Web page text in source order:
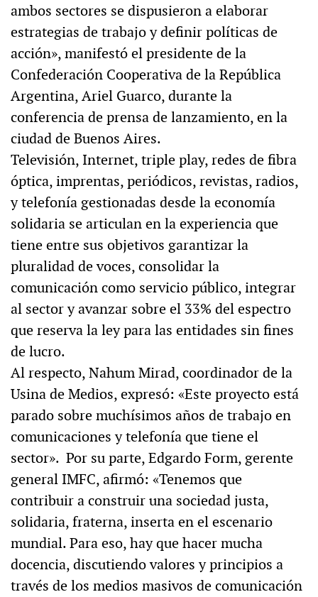
ambos sectores se dispusieron a elaborar
estrategias de trabajo y definir políticas de
acción», manifestó el presidente de la
Confederación Cooperativa de la República
Argentina, Ariel Guarco, durante la
conferencia de prensa de lanzamiento, en la
ciudad de Buenos Aires.
Televisión, Internet, triple play, redes de fibra
óptica, imprentas, periódicos, revistas, radios,
y telefonía gestionadas desde la economía
solidaria se articulan en la experiencia que
tiene entre sus objetivos garantizar la
pluralidad de voces, consolidar la
comunicación como servicio público, integrar
al sector y avanzar sobre el 33% del espectro
que reserva la ley para las entidades sin fines
de lucro.
Al respecto, Nahum Mirad, coordinador de la
Usina de Medios, expresó: «Este proyecto está
parado sobre muchísimos años de trabajo en
comunicaciones y telefonía que tiene el
sector». Por su parte, Edgardo Form, gerente
general IMFC, afirmó: «Tenemos que
contribuir a construir una sociedad justa,
solidaria, fraterna, inserta en el escenario
mundial. Para eso, hay que hacer mucha
docencia, discutiendo valores y principios a
través de los medios masivos de comunicación